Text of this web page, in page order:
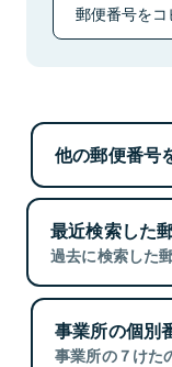
郵便番号をコ
他の郵便番号
最近検索した
過去に検索した
事業所の個別
事業所の７けた